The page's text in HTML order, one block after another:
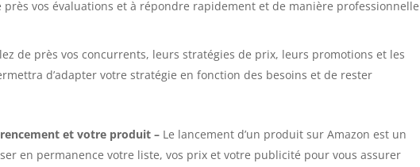
près vos évaluations et à répondre rapidement et de manière professionnelle
de près vos concurrents, leurs stratégies de prix, leurs promotions et les
d’adapter votre stratégie en fonction des besoins et de rester
et votre produit – Le lancement d’un produit sur Amazon est un
en permanence votre liste, vos prix et votre publicité pour vous assurer